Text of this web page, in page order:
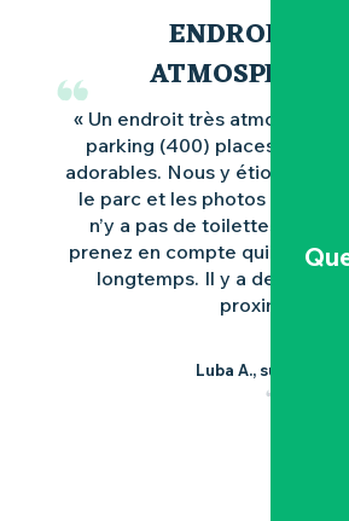
ENDROIT
« Un endroit très
parking (400) places, les
adorables. Nous y étions
le parc et les photos sont
n’y a pas de toilettes là-bas
prenez en compte qui va y
longtemps. Il y a de beaux
proximité.»
Luba A., sur Google